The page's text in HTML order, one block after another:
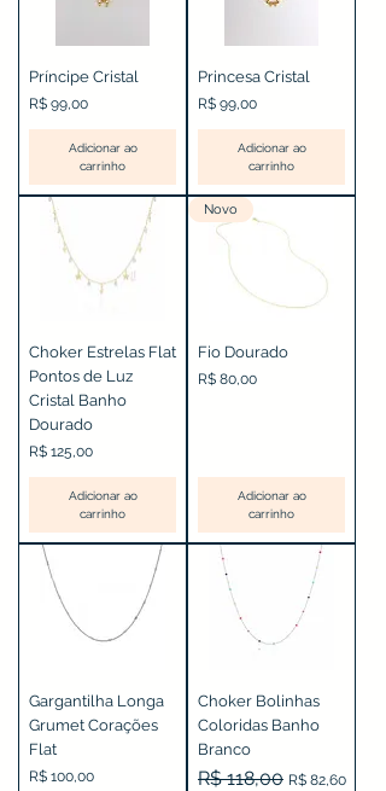
Príncipe Cristal
Preço
R$ 99,00
Adicionar ao
carrinho
Princesa Cristal
Preço
R$ 99,00
Adicionar ao
carrinho
Choker Estrelas Flat
Pontos de Luz
Cristal Banho
Dourado
Preço
R$ 125,00
Adicionar ao
carrinho
Novo
Fio Dourado
Preço
R$ 80,00
Adicionar ao
carrinho
Gargantilha Longa
Grumet Corações
Flat
Preço
R$ 100,00
Choker Bolinhas
Coloridas Banho
Branco
Preço normal
R$ 118,00 Preço
R$ 82,60